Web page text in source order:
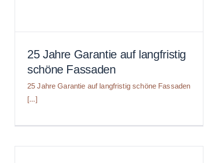
25 Jahre Garantie auf langfristig
25 Jahre Garantie auf langfristig
schöne Fassaden
25 Jahre Garantie auf langfristig schöne Fassaden
[...]